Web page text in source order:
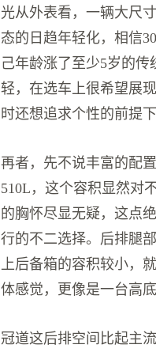
光从外表看，一辆大尺
态的日趋年轻化，相信
己年龄涨了至少5岁的
轻，在选车上很希望展
时还想追求个性的前提
再者，先不说丰富的配
510L，这个容积显然对
的胸怀尽显无疑，这点
行的不二选择。后排腿
上后备箱的容积较小，
体感觉，更像是一台高
冠道这后排空间比起主